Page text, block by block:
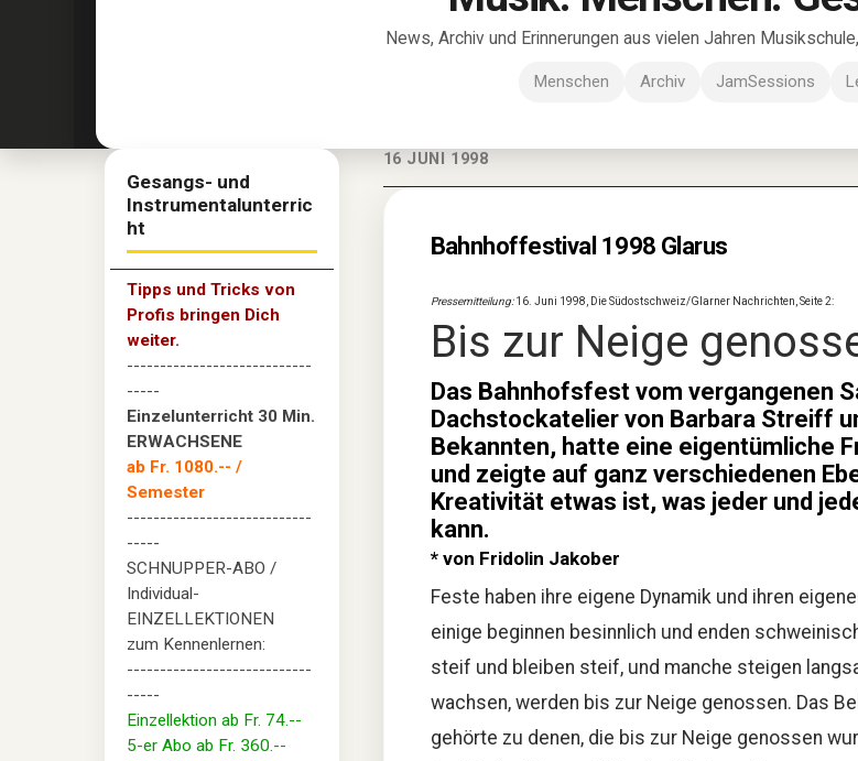
News, Archiv und Erinnerungen aus vielen Jahren
Menschen Archiv JamSessions
16 JUNI 1998
Bahnhoffestival 1998 Glarus
Pressemitteilung:16. Juni 1998, Die Südostschweiz/Glarner Nachrichten, Seite 2:
Bis zur Neige
Das Bahnhofsfest vom vergangenen
Dachstockatelier von Barbara Streiff
Bekannten, hatte eine eigentümliche
und zeigte auf ganz verschiedenen
Kreativität etwas ist, was jeder und
kann.
* von Fridolin Jakober
Feste haben ihre eigene Dynamik und ihren
einige beginnen besinnlich und enden
steif und bleiben steif, und manche steigen
wachsen, werden bis zur Neige genossen. Das
gehörte zu denen, die bis zur Neige genossen
Gesangs- und
Instrumentalunterric
ht
Tipps und Tricks von
Profis bringen Dich
weiter.
----------------------------
-----
Einzelunterricht 30 Min.
ERWACHSENE
ab Fr. 1080.-- /
Semester
----------------------------
-----
SCHNUPPER-ABO /
Individual-
EINZELLEKTIONEN
zum Kennenlernen:
----------------------------
-----
Einzellektion ab Fr. 74.--
5-er Abo ab Fr. 360.--